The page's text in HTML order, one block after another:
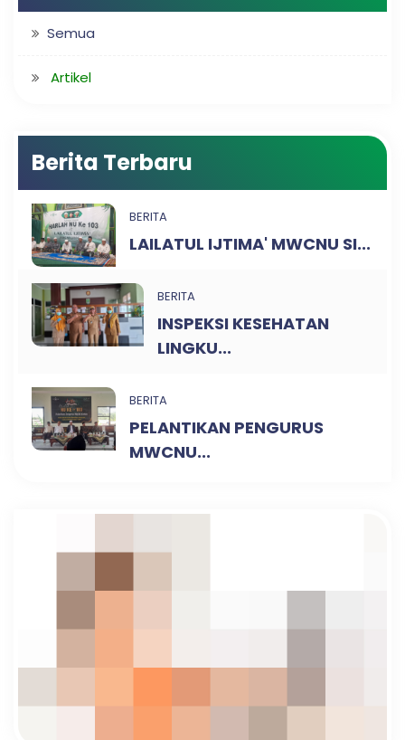
Semua
Artikel
Berita Terbaru
BERITA
LAILATUL IJTIMA' MWCNU SI...
BERITA
INSPEKSI KESEHATAN
LINGKU...
BERITA
PELANTIKAN PENGURUS
MWCNU...